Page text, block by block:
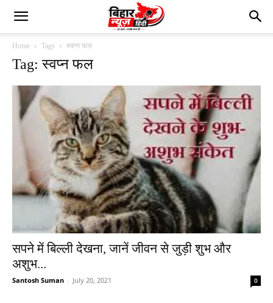
Home Tags स्वप्न फल
Tag: स्वप्न फल
सपने में बिल्ली देखना, जानें जीवन से जुड़ी शुभ और
अशुभ...
Santosh Suman - July 20, 2021 0